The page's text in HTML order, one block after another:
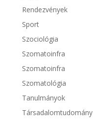
Rendezvények
Sport
Szociológia
Szomatoinfra
Szomatoinfra
Szomatológia
Tanulmányok
Társadalomtudomány